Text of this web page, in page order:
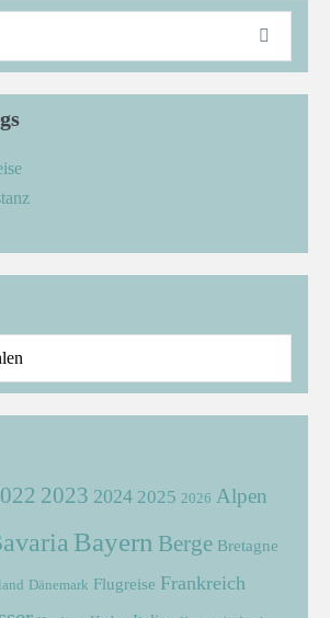
2023 2024 2025 2026 Alpen
Bayern Berge Bretagne
Dänemark Flugreise Frankreich